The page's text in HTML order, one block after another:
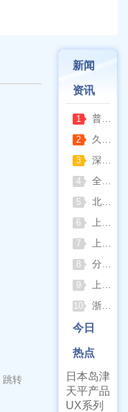
跳转
新闻
资讯
1 普通烘箱和耐腐蚀烘箱区分
2 久兴医疗高压蒸汽灭菌器：制药科研灭菌的可靠之选
3 深那静音超声波清洗仪：科研洁净新标准，安静高效更安心
4 全自动凯氏定氮仪测定焦炭中氮 上海纤检助力焦化行业精准检测
5 北京六一电泳仪完整选型指南（分电泳槽 + 电源两大模块，按实验场景直接匹配）
6 上海仪电吸光光度法和荧光分析法的异同
7 上海佑科GC-7860系列网络化气相色谱仪
8 分清生物安全柜与洁净工作台 苏州安泰科普两类设备差异
9 上海申安灭菌器外排、内排与干燥功能全解析
10 浙江孚夏：打造合规可靠的实验室洁净装备
今日
热点
日本岛津
天平产品
UX系列